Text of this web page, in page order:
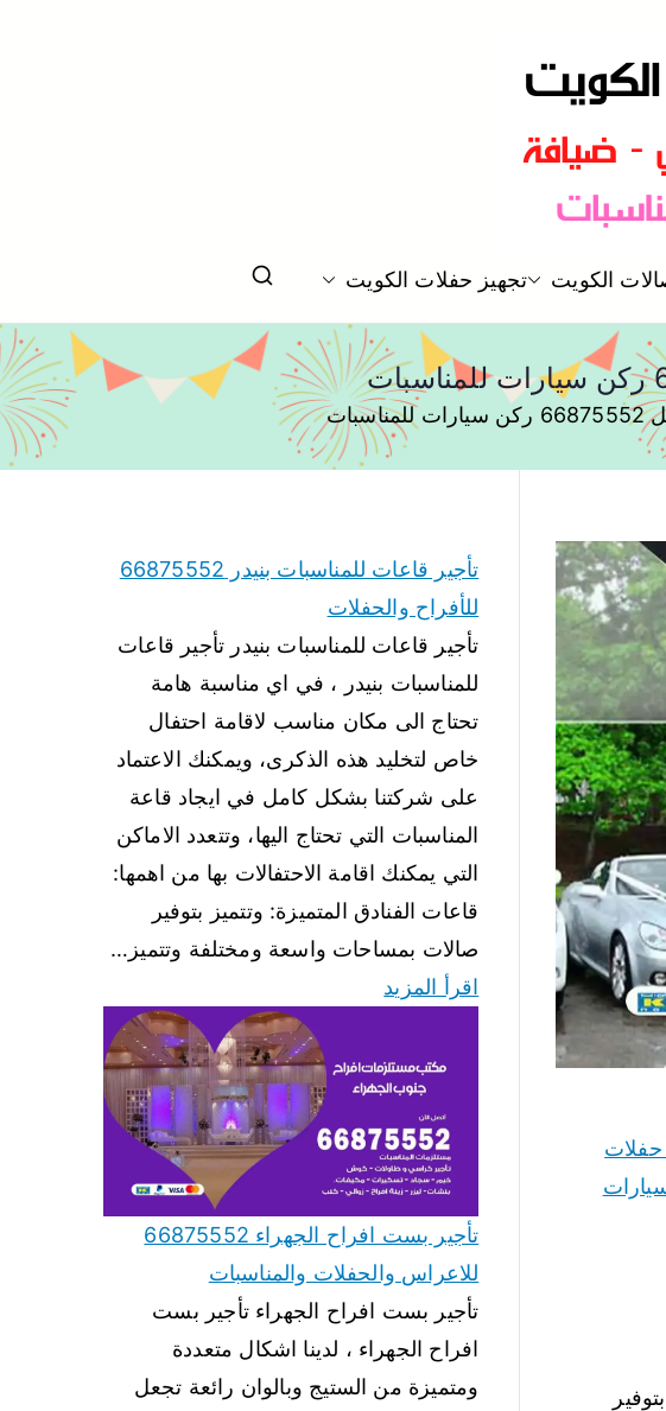
و زواج و تخرج بالكويت
الكويت تجهيز حفلات الكويت
حفلات
تأجير قاعات للمناسبات بنيدر 66875552
للأفراح والحفلات
تأجير قاعات للمناسبات بنيدر تأجير قاعات
للمناسبات بنيدر ، في اي مناسبة هامة
تحتاج الى مكان مناسب لاقامة احتفال
خاص لتخليد هذه الذكرى، ويمكنك الاعتماد
على شركتنا بشكل كامل في ايجاد قاعة
المناسبات التي تحتاج اليها، وتتعدد الاماكن
التي يمكنك اقامة الاحتفالات بها من اهمها:
قاعات الفنادق المتميزة: وتتميز بتوفير
صالات بمساحات واسعة ومختلفة وتتميز…
اقرأ المزيد
تأجير بست افراح الجهراء 66875552
للاعراس والحفلات والمناسبات
تأجير بست افراح الجهراء تأجير بست
افراح الجهراء ، لدينا اشكال متعددة
ومتميزة من الستيج وبالوان رائعة تجعل